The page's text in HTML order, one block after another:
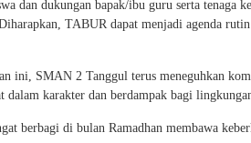
dan dukungan bapak/ibu guru serta tenaga
TABUR dapat menjadi agenda
ini, SMAN 2 Tanggul terus meneguhkan
dalam karakter dan berdampak bagi
berbagi di bulan Ramadhan membawa